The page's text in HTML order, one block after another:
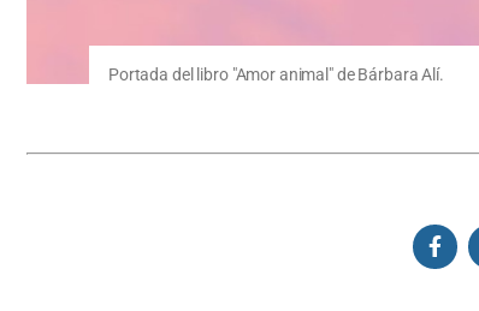
Portada del libro "Amor animal" de Bárbara Alí.